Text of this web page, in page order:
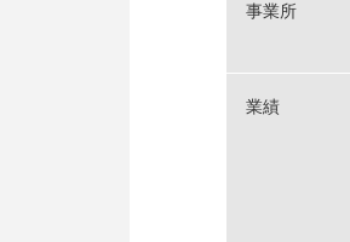
事業所
業績